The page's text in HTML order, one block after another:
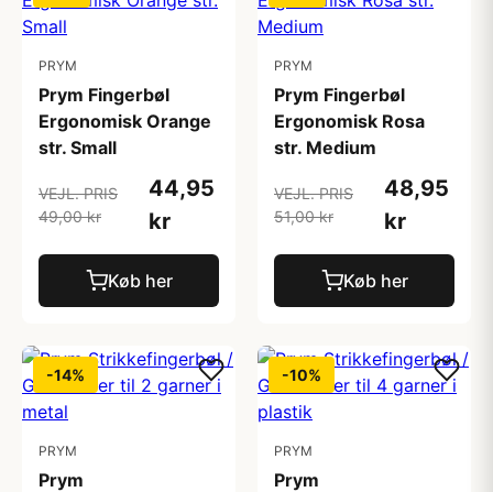
PRYM
Prym Fingerbøl
Ergonomisk Orange
str. Small
VEJL. PRIS
49,00 kr
44,95
kr
Køb her
PRYM
Prym Fingerbøl
Ergonomisk Rosa
str. Medium
VEJL. PRIS
51,00 kr
48,95
kr
Køb her
-14%
PRYM
Prym
-10%
PRYM
Prym